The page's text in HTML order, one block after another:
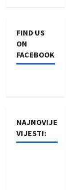
FIND US
ON
FACEBOOK
NAJNOVIJE
VIJESTI: